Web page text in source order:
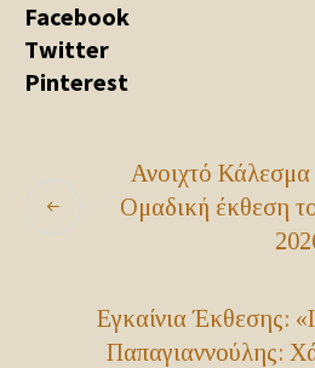
Facebook
Twitter
Pinterest
Ανοιχτό
Ομαδική έκθεση
Εγκαίνια Έκθεσης:
Παπαγιαννούλης: